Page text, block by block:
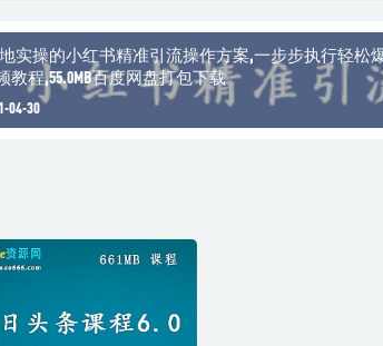
实操的小红书精准引流操作方案,一步步执行轻松
教程,55.0MB百度网盘打包下载
04-30